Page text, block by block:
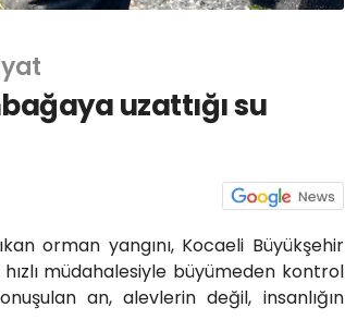
uzattığı su
orman yangını, Kocaeli Büyükşehir
müdahalesiyle büyümeden kontrol
an, alevlerin değil, insanlığın